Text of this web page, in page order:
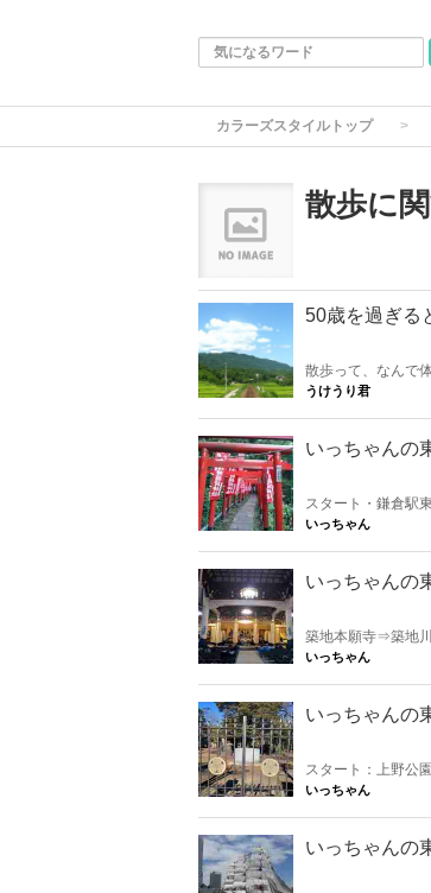
カラーズスタイルトップ
散歩に
50歳を過ぎる
散歩って、なんで
いていた男が、つ
うけうり君
いっちゃんの
スタート・鎌倉駅
洗弁天⇒葛原岡神社⇒源
いっちゃん
いっちゃんの
築地本願寺⇒築地
院前⇒佃大橋⇒佃
いっちゃん
いっちゃんの
スタート：上野公
中霊園⇒日暮里駅
いっちゃん
いっちゃんの